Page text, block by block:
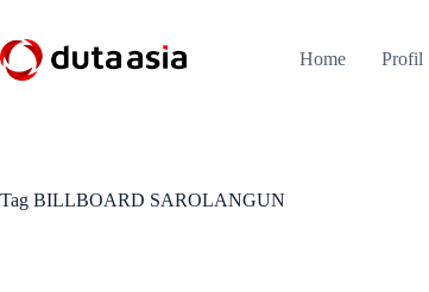
content
Home Profil
Tag BILLBOARD SAROLANGUN